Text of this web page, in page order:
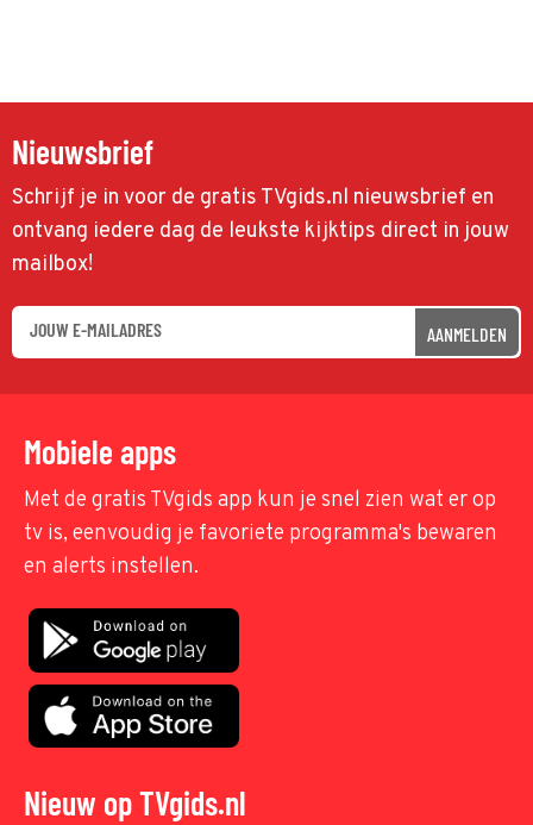
Nieuwsbrief
Schrijf je in voor de gratis TVgids.nl nieuwsbrief en
ontvang iedere dag de leukste kijktips direct in jouw
mailbox!
AANMELDEN
Mobiele apps
Met de gratis TVgids app kun je snel zien wat er op
tv is, eenvoudig je favoriete programma's bewaren
en alerts instellen.
Nieuw op TVgids.nl